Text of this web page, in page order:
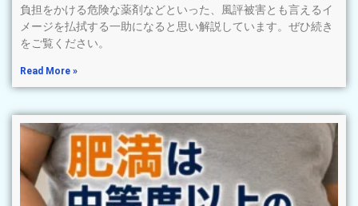
負担をかける危険な薬剤などといった、風評被害とも言えるイ
メージを払拭する一助になると思い解説しています。ぜひ続き
をご覧ください。
Read More »